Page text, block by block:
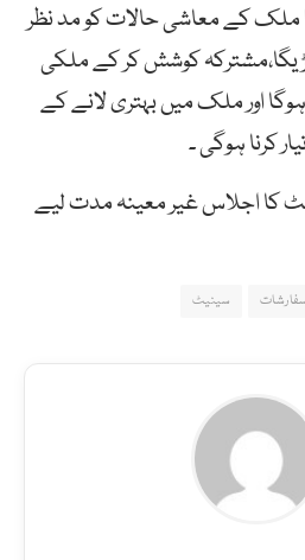
ملک کے معاشی حالات کو مد نظر
کوشش کر کے ملکی
اور ملک میں بہتری لانے کے
کرنا ہوگی ۔
کا اجلاس غیر معینہ مدت لیے
سینیٹ